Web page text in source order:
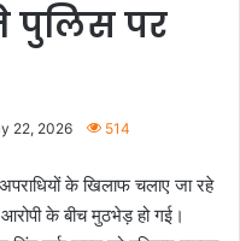
पुलिस पर
22, 2026 514
के खिलाफ चलाए जा रहे
के बीच मुठभेड़ हो गई।